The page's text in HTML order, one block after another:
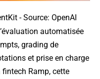
- Source: OpenAI
automatisée
grading de
et prise en charge
fintech Ramp, cette